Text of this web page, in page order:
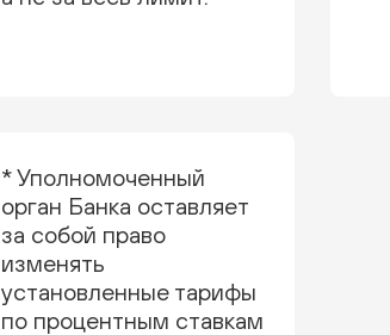
* Уполномоченный
орган Банка оставляет
за собой право
изменять
установленные тарифы
по процентным ставкам